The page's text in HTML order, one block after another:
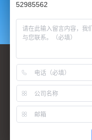
首页
© 版权所有
工厂地址：
热线：
皖ICP备
52985562